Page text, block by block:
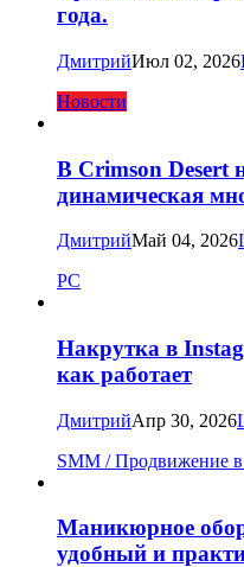
года.
ДмитрийИюл 02, 2026
Новости
В Crimson Desert
динамическая
ДмитрийМай 04, 2026
PC
Накрутка в
как работает
ДмитрийАпр 30, 2026
SMM / Продвижение в
Маникюрное
удобный и